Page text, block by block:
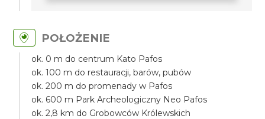
POŁOŻENIE
ok. 0 m do centrum Kato Pafos
ok. 100 m do restauracji, barów, pubów
ok. 200 m do promenady w Pafos
ok. 600 m Park Archeologiczny Neo Pafos
ok. 2,8 km do Grobowców Królewskich